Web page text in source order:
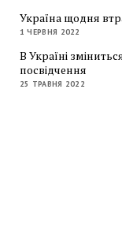
Україна щодня
1 ЧЕРВНЯ 2022
В Україні
посвідчення
25 ТРАВНЯ 2022